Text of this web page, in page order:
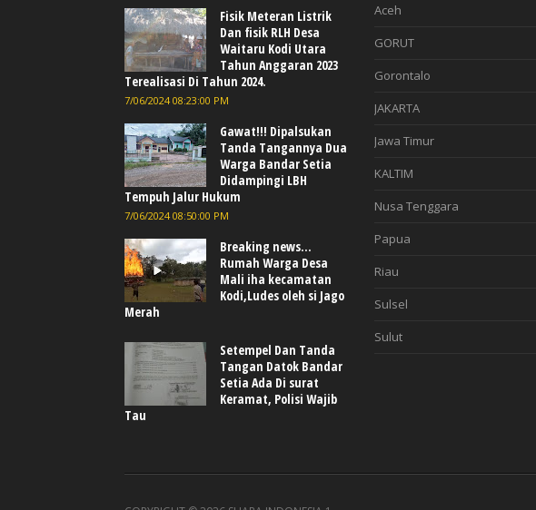
Fisik Meteran Listrik
Dan fisik RLH Desa
Waitaru Kodi Utara
Tahun Anggaran 2023
Terealisasi Di Tahun 2024.
7/06/2024 08:23:00 PM
Gawat!!! Dipalsukan
Tanda Tangannya Dua
Warga Bandar Setia
Didampingi LBH
Tempuh Jalur Hukum
7/06/2024 08:50:00 PM
Breaking news...
Rumah Warga Desa
Mali iha kecamatan
Kodi,Ludes oleh si Jago
Merah
Setempel Dan Tanda
Tangan Datok Bandar
Setia Ada Di surat
Keramat, Polisi Wajib
Tau
Aceh
GORUT
Gorontalo
JAKARTA
Jawa Timur
KALTIM
Nusa Tenggara
Papua
Riau
Sulsel
Sulut